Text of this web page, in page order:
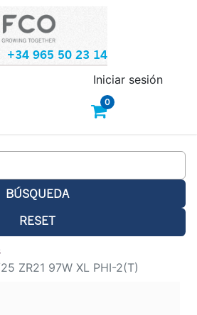
+34 965 50 23 14
0
Iniciar sesión
BÚSQUEDA
RESET
ZR21 97W XL PHI-2(T)